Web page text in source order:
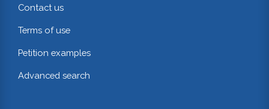
Contact us
Terms of use
Petition examples
Advanced search